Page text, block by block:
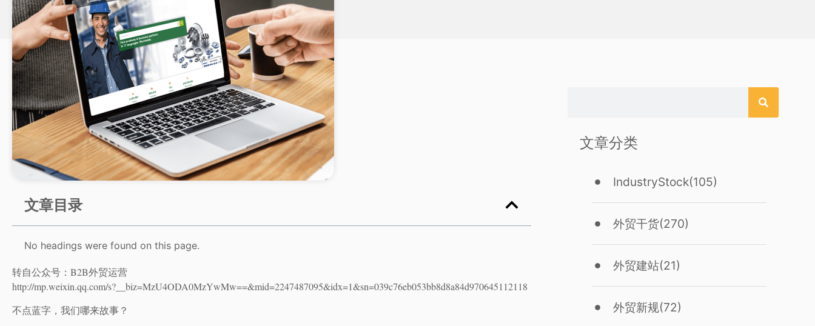
文章目录
No headings were found on this page.
转自公众号：B2B外贸运营
http://mp.weixin.qq.com/s?__biz=MzU4ODA0MzYwMw==&mid=2247487095&idx=1&sn=039c76eb053bb8d8a84d970645112118
不点蓝字，我们哪来故事？
文章分类
IndustryStock(105)
外贸干货(270)
外贸建站(21)
外贸新规(72)